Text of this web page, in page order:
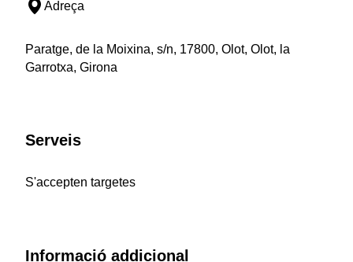
Adreça
Paratge, de la Moixina, s/n, 17800, Olot, Olot, la
Garrotxa, Girona
Serveis
S'accepten targetes
Informació addicional